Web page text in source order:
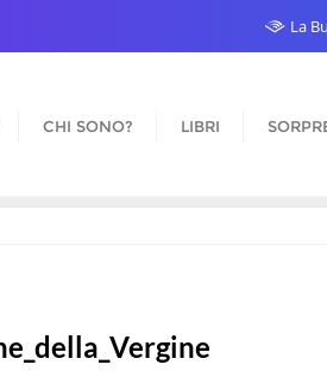
La
CHI SONO? LIBRI